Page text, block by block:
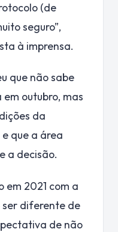
(de
seguro”,
à imprensa.
que não sabe
outubro, mas
da
que a área
a decisão.
em 2021 com a
ser diferente de
de não